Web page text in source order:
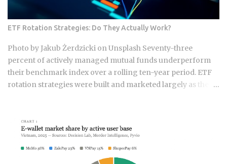
ETF Rotation Strategies: Do They Actually Work?
Photo by Jakub Żerdzicki on Unsplash Seventy-three
percent of actively managed mutual funds underperform
their benchmark index over a rolling ten-year period. ETF
rotation strategies were built and marketed largely as the fix
benefit the providers whether or not the underlying
momentum signal survives contact with real transaction
costs and shifting market conditions. The premise of
rotating toward recent winners is grounded in documented